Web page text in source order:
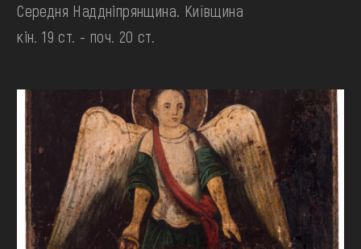
Середня Наддніпрянщина. Київщина
кін. 19 ст. - поч. 20 ст.